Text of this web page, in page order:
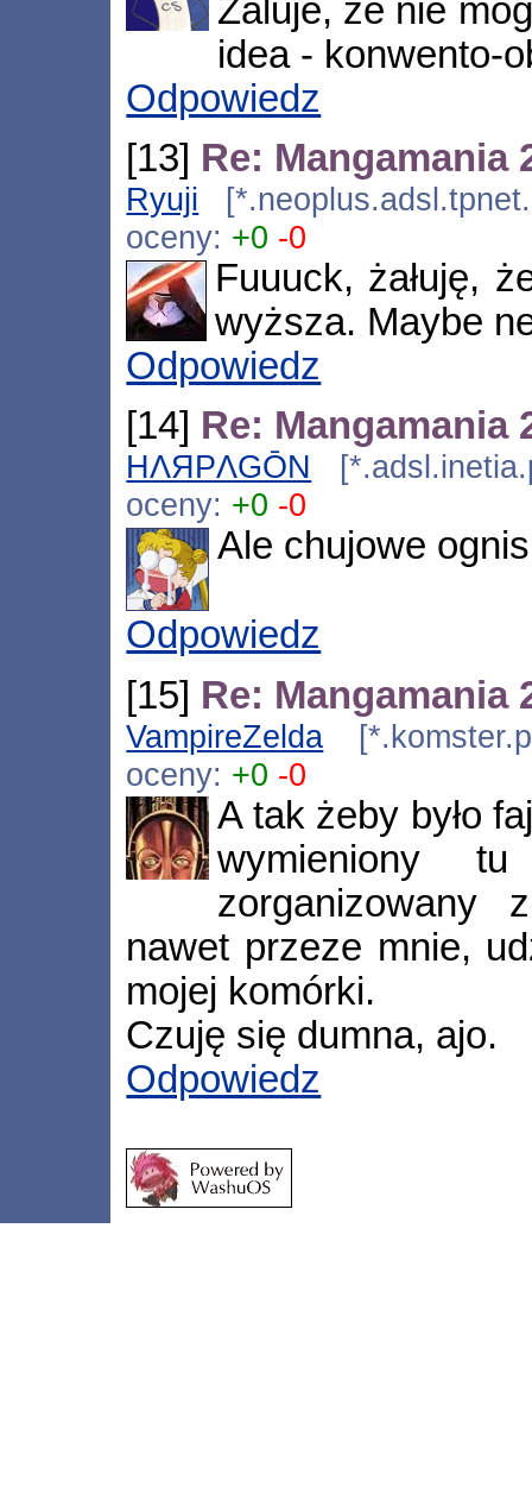
Zaluje, ze nie
idea - konwento-
Odpowiedz
[13] Re: Mangamania
Ryuji
oceny: +0 -0
Fuuuck, żałuję,
wyższa. Maybe
Odpowiedz
[14] Re: Mangamania
HΛЯPΛGŌN
oceny: +0 -0
Ale chujowe
Odpowiedz
[15] Re: Mangamania
VampireZelda
oceny: +0 -0
A tak żeby było
wymieniony
zorganizowany
nawet przeze mnie,
mojej komórki.
Czuję się dumna, ajo.
Odpowiedz